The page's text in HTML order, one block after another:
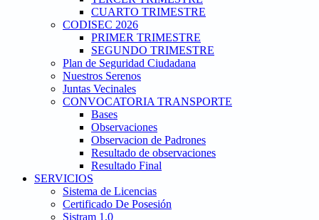
CUARTO TRIMESTRE
CODISEC 2026
PRIMER TRIMESTRE
SEGUNDO TRIMESTRE
Plan de Seguridad Ciudadana
Nuestros Serenos
Juntas Vecinales
CONVOCATORIA TRANSPORTE
Bases
Observaciones
Observacion de Padrones
Resultado de observaciones
Resultado Final
SERVICIOS
Sistema de Licencias
Certificado De Posesión
Sistram 1.0